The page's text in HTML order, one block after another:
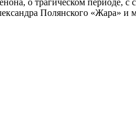
Полянского «Жара» и